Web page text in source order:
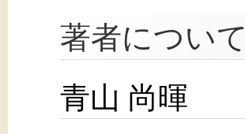
著者について
青山 尚暉